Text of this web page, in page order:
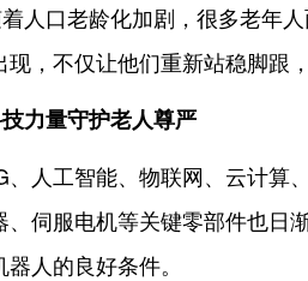
人口老龄化加剧，很多老年
现，不仅让他们重新站稳脚跟
力量守护老人尊严
、人工智能、物联网、云计算
、伺服电机等关键零部件也日
人的良好条件。